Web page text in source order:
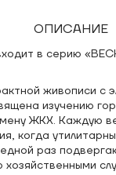
ОПИСАНИЕ
в серию
живописи с
изучению
ЖКХ. Каждую
когда
раз